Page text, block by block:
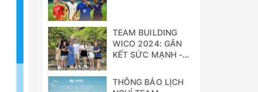
TEAM BUILDING
WICO 2024: GẮN
KẾT SỨC MẠNH -
THÀNH CÔNG
THÔNG BÁO LỊCH